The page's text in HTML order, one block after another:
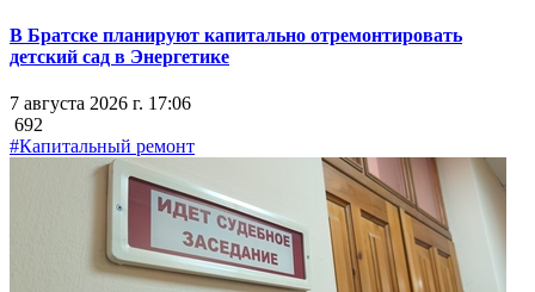
В Братске планируют капитально отремонтировать
детский сад в Энергетике
7 августа 2026 г. 17:06
692
#Капитальный ремонт